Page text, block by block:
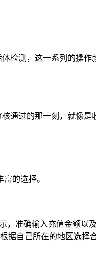
检测，这一系列的操作
通过的那一刻，就像是
的选择。
，准确输入充值金额以
据自己所在的地区选择